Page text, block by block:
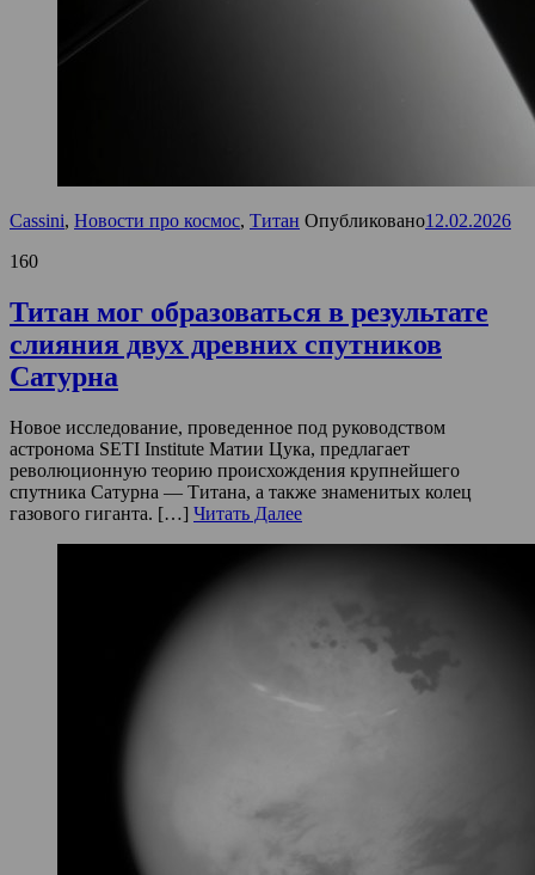
Cassini, Новости про космос, Титан Опубликовано12.02.2026
160
Титан мог образоваться в результате
слияния двух древних спутников
Сатурна
Новое исследование, проведенное под руководством
астронома SETI Institute Матии Цука, предлагает
революционную теорию происхождения крупнейшего
спутника Сатурна — Титана, а также знаменитых колец
газового гиганта. […] Читать Далее